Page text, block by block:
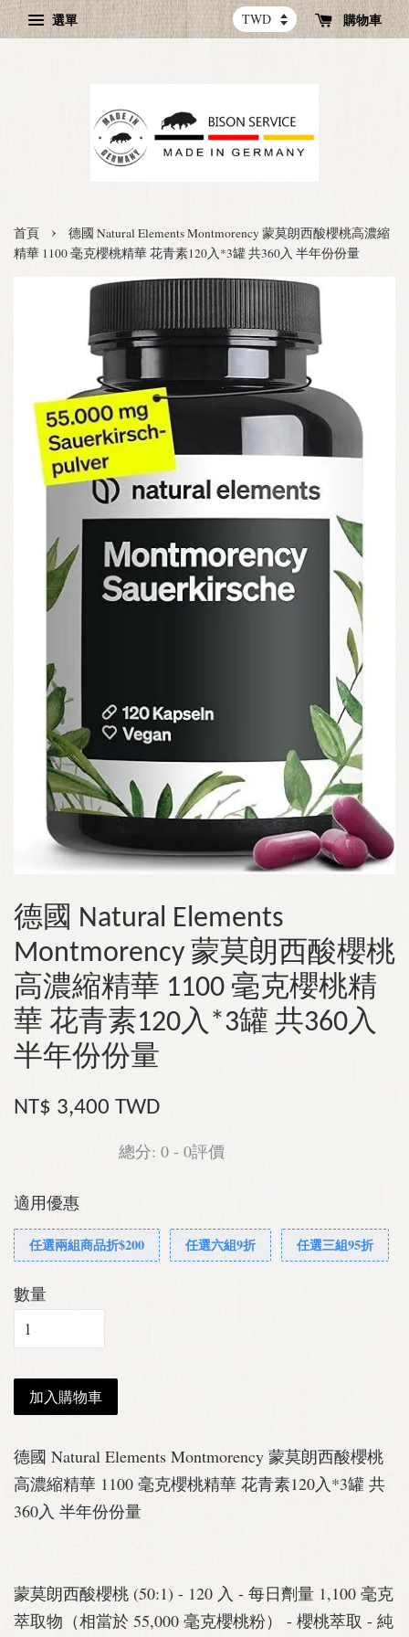
選單 購物車
首頁 ›
德國 Natural Elements Montmorency 蒙莫朗西酸櫻桃高濃縮
精華 1100 毫克櫻桃精華 花青素120入*3罐 共360入 半年份份量
德國 Natural Elements
Montmorency 蒙莫朗西酸櫻桃
高濃縮精華 1100 毫克櫻桃精
華 花青素120入*3罐 共360入
半年份份量
NT$ 3,400 TWD
總分: 0 - 0評價
適用優惠
任選兩組商品折$200 任選六組9折 任選三組95折
數量
加入購物車
德國 Natural Elements Montmorency 蒙莫朗西酸櫻桃
高濃縮精華 1100 毫克櫻桃精華 花青素120入*3罐 共
360入 半年份份量
蒙莫朗西酸櫻桃 (50:1) - 120 入 - 每日劑量 1,100 毫克
萃取物（相當於 55,000 毫克櫻桃粉） - 櫻桃萃取 - 純